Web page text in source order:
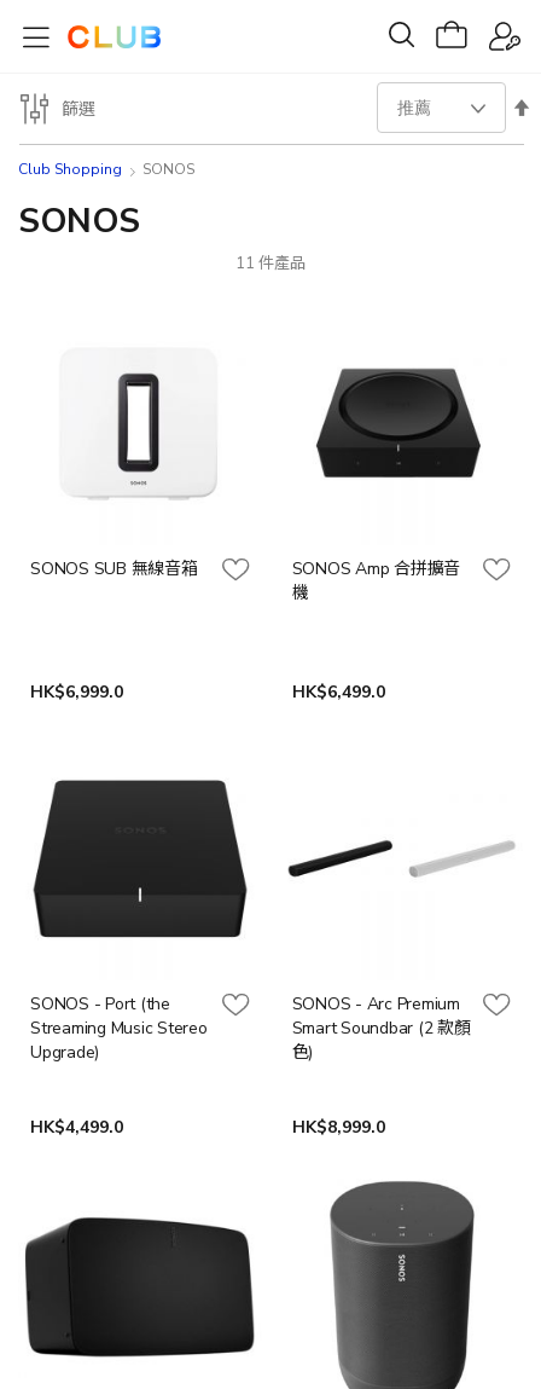
Club Shopping SONOS
SONOS
11 件產品
設
SONOS SUB 無線音箱
HK$6,999.0
SONOS Amp 合拼擴音
機
HK$6,499.0
SONOS - Port (the
Streaming Music Stereo
Upgrade)
HK$4,499.0
SONOS - Arc Premium
Smart Soundbar (2 款顏
色)
HK$8,999.0
篩選